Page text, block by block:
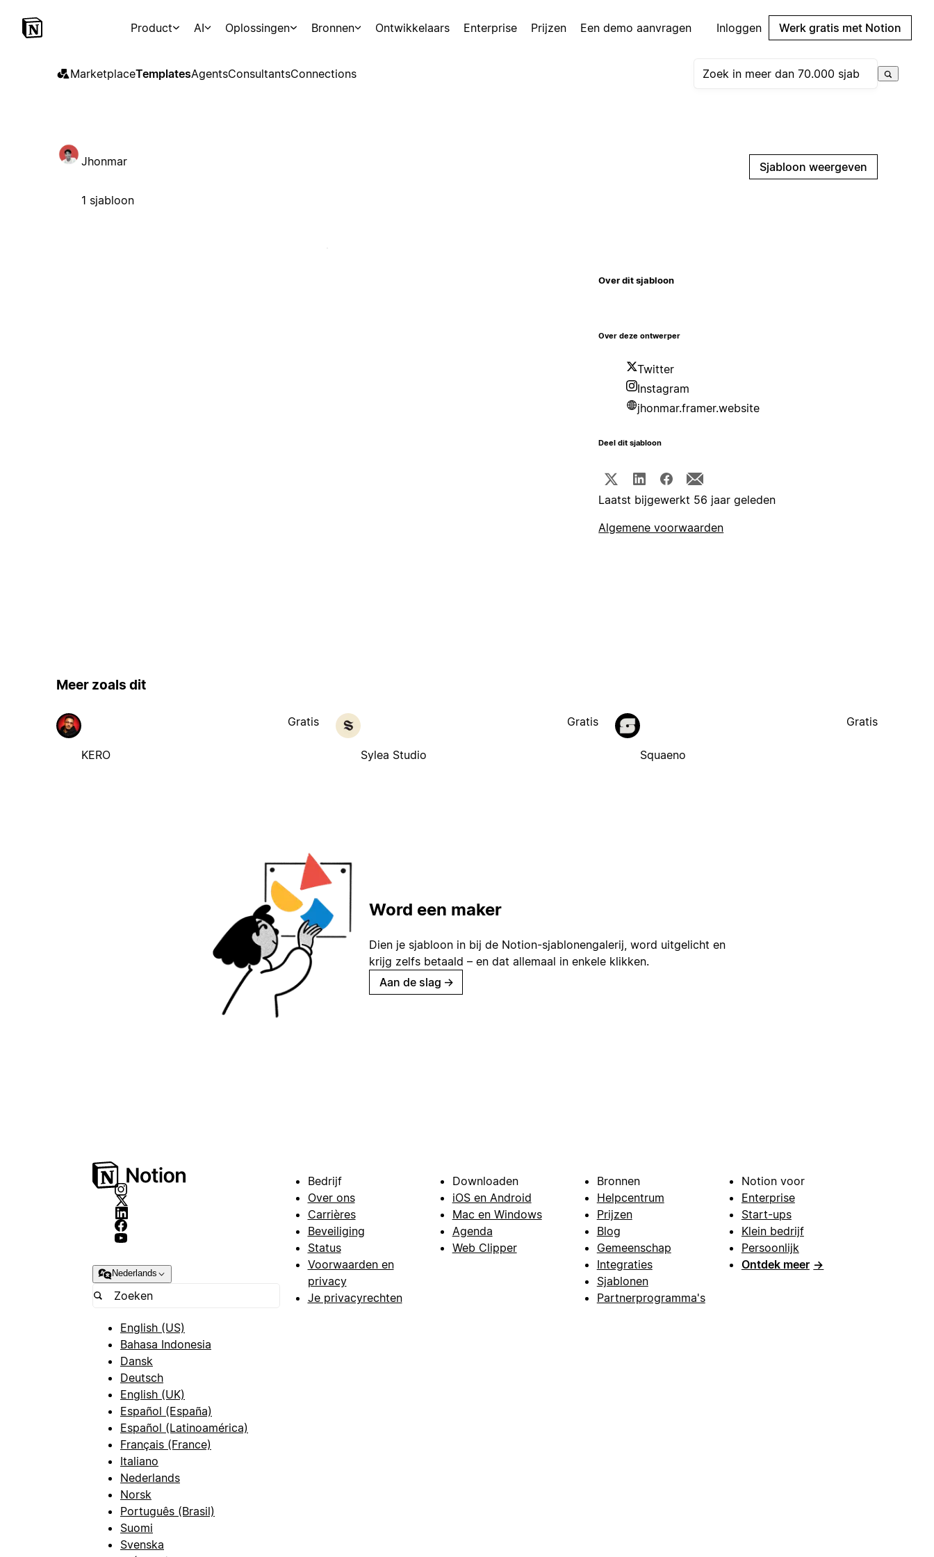
Product AI Oplossingen Bronnen Ontwikkelaars Enterprise Prijzen Een demo aanvragen Inloggen Werk gratis met Notion
MarketplaceTemplatesAgentsConsultantsConnections
Jhonmar
1 sjabloon
Sjabloon weergeven
Over dit sjabloon
Over deze ontwerper
Twitter
Instagram
jhonmar.framer.website
Deel dit sjabloon
Laatst bijgewerkt 56 jaar geleden
Algemene voorwaarden
Meer zoals dit
KERO
Gratis
Sylea Studio
Gratis
Squaeno
Gratis
Word een maker
Dien je sjabloon in bij de Notion-sjablonengalerij, word uitgelicht en
krijg zelfs betaald – en dat allemaal in enkele klikken.
Aan de slag →
Nederlands
English (US)
Bahasa Indonesia
Dansk
Deutsch
English (UK)
Español (España)
Español (Latinoamérica)
Français (France)
Italiano
Nederlands
Norsk
Português (Brasil)
Suomi
Svenska
Bedrijf
Over ons
Carrières
Beveiliging
Status
Voorwaarden en
privacy
Je privacyrechten
Downloaden
iOS en Android
Mac en Windows
Agenda
Web Clipper
Bronnen
Helpcentrum
Prijzen
Blog
Gemeenschap
Integraties
Sjablonen
Partnerprogramma's
Notion voor
Enterprise
Start-ups
Klein bedrijf
Persoonlijk
Ontdek meer →